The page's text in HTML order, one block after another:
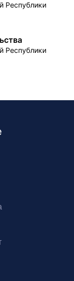
Республики
Республики